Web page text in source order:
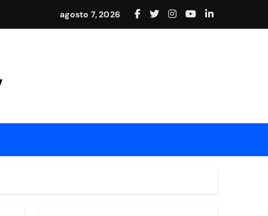
en Nayarit
conexión internacional
de Nayarit.
agosto 7, 2026